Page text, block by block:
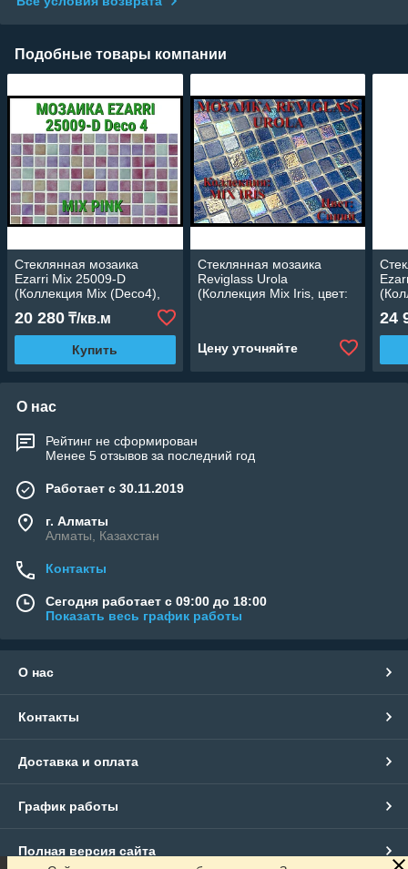
Подобные товары компании
Стеклянная мозаика
Ezarri Mix 25009-D
(Коллекция Mix (Deco4),
Mix Pink, песочная-
фиолетовая-бордовая)
20 280 ₸/кв.м
Купить
Стеклянная мозаика
Reviglass Urola
(Коллекция Mix Iris, цвет:
Цену уточняйте
24
О нас
Рейтинг не сформирован
Менее 5 отзывов за последний год
Работает с 30.11.2019
г. Алматы
Алматы, Казахстан
Контакты
Сегодня работает с 09:00 до 18:00
Показать весь график работы
О нас
Контакты
Доставка и оплата
График работы
Полная версия сайта